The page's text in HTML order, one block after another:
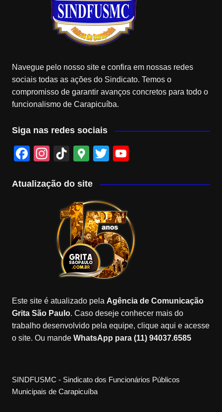
Navegue pelo nosso site e confira em nossas redes
sociais todas as ações do Sindicato. Temos o
compromisso de garantir avanços concretos para todo o
funcionalismo de Carapicuíba.
Siga nas redes sociais
F
c
In
a
m
Ti
T
o
k
G
o
gl
e
M
a
p
s
T
tt
er
u
u
b
e
C
a
n
n
el
Atualização do site
Este site é atualizado pela Agência de Comunicação
Grita São Paulo. Caso deseje conhecer mais do
trabalho desenvolvido pela equipe, clique aqui e acesse
o site. Ou mande WhatsApp para (11) 94037.6585
SINDFUSMC - Sindicato dos Funcionários Públicos
Municipais de Carapicuíba